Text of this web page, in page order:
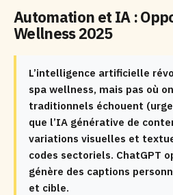
Automation et IA :
Wellness 2025
L’intelligence artificielle
spa wellness, mais pas où
traditionnels échouent
que l’IA générative de
variations visuelles et
codes sectoriels. ChatGPT
génère des captions
et cible.